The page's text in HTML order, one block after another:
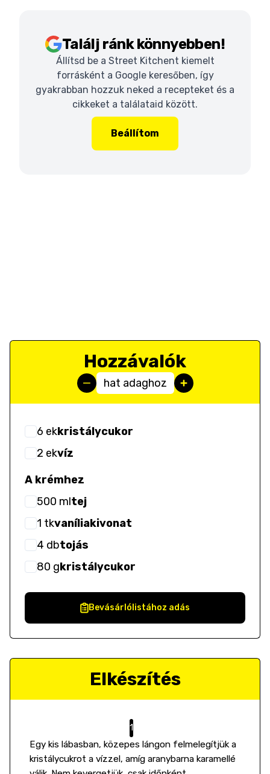
Találj ránk könnyebben!
Állítsd be a Street Kitchent kiemelt
forrásként a Google keresőben, így
gyakrabban hozzuk neked a recepteket és a
cikkeket a találataid között.
Beállítom
Hozzávalók
hat adaghoz
6 ekkristálycukor
2 ekvíz
A krémhez
500 mltej
1 tkvaníliakivonat
4 dbtojás
80 gkristálycukor
Bevásárlólistához adás
Elkészítés
Egy kis lábasban, közepes lángon felmelegítjük a
kristálycukrot a vízzel, amíg aranybarna karamellé